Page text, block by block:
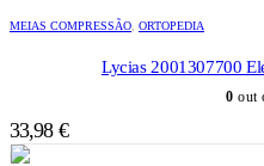
MEIAS COMPRESSÃO ORTOPEDIA
Lycias 2001307700
0 out
33,98 €